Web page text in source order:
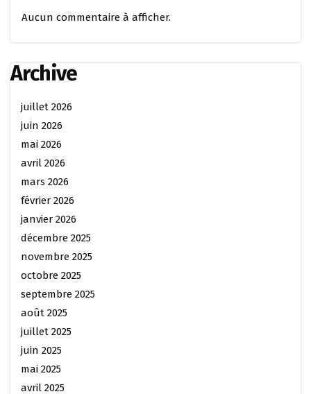
Aucun commentaire à afficher.
Archive
juillet 2026
juin 2026
mai 2026
avril 2026
mars 2026
février 2026
janvier 2026
décembre 2025
novembre 2025
octobre 2025
septembre 2025
août 2025
juillet 2025
juin 2025
mai 2025
avril 2025